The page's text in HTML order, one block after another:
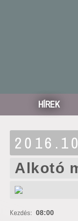
HÍREK
Alkotó
Kezdés: 08:00